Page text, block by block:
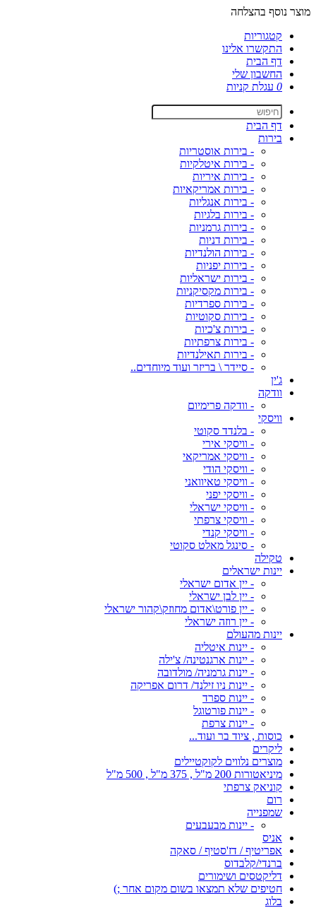
מוצר נוסף בהצלחה
קטגוריות
התקשרו אלינו
דף הבית
החשבון שלי
0 עגלת קניות
דף הבית
בירות
- בירות אוסטריות
- בירות איטלקיות
- בירות איריות
- בירות אמריקאיות
- בירות אנגליות
- בירות בלגיות
- בירות גרמניות
- בירות דניות
- בירות הולנדיות
- בירות יפניות
- בירות ישראליות
- בירות מקסיקניות
- בירות ספרדיות
- בירות סקוטיות
- בירות צ'כיות
- בירות צרפתיות
- בירות תאילנדיות
- סיידר \ בריזר ועוד מיוחדים..
ג'ין
וודקה
- וודקה פרימיום
וויסקי
- בלנדד סקוטי
- וויסקי אירי
- וויסקי אמריקאי
- וויסקי הודי
- וויסקי טאיוואני
- וויסקי יפני
- וויסקי ישראלי
- וויסקי צרפתי
- וויסקי קנדי
- סינגל מאלט סקוטי
טקילה
יינות ישראלים
- יין אדום ישראלי
- יין לבן ישראלי
- יין פורט\אדום מחוזק\קהור ישראלי
- יין רוזה ישראלי
יינות מהעולם
- יינות איטליה
- יינות ארגנטינה/ צ'ילה
- יינות גרמניה/ מולדובה
- יינות ניו זילנד/ דרום אפריקה
- יינות ספרד
- יינות פורטוגל
- יינות צרפת
כוסות , ציוד בר ועוד...
ליקרים
מוצרים נלווים לקוקטיילים
מיניאטורות 200 מ"ל , 375 מ"ל , 500 מ"ל
קוניאק צרפתי
רום
שמפנייה
- יינות מבעבעים
אניס
אפריטיף / דז'סטיף / סאקה
ברנדי/קלבדוס
דליקטסים ושימורים
חטיפים שלא תמצאו בשום מקום אחר ;)
בלוג